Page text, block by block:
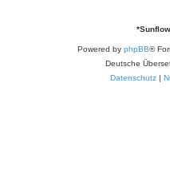
*
Powered by phpBB®
Deutsche
Datenschutz|